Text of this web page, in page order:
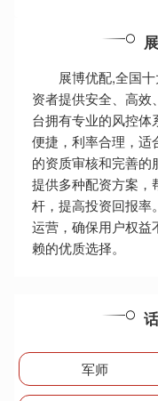
展博优配,全国
资者提供安全、高
台拥有专业的风控
便捷，利率合理，适
的资质审核和完善的
提供多种配资方案，
杆，提高投资回报率
运营，确保用户权益
赖的优质选择。
军师